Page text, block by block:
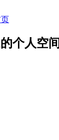
个人空间